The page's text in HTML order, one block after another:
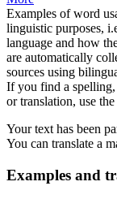
Examples of word
linguistic purposes,
language and how
are automatically
sources using
If you find a
or translation, use
Your text has been
You can translate a
Examples and